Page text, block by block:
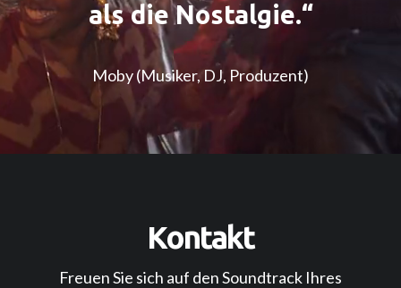
als die Nostalgie.“
Moby (Musiker, DJ, Produzent)
Kontakt
Freuen Sie sich auf den Soundtrack Ihres